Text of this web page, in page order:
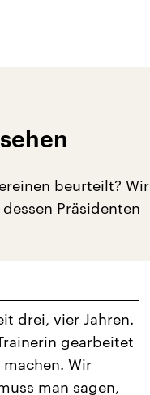
beurteilt? Wir
Präsidenten
drei, vier Jahren.
gearbeitet
Wir
man sagen,